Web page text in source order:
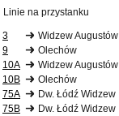
Linie na przystanku
3
Widzew Augustów
9
Olechów
10A
Widzew Augustów
10B
Olechów
75A
Dw. Łódź Widzew
75B
Dw. Łódź Widzew